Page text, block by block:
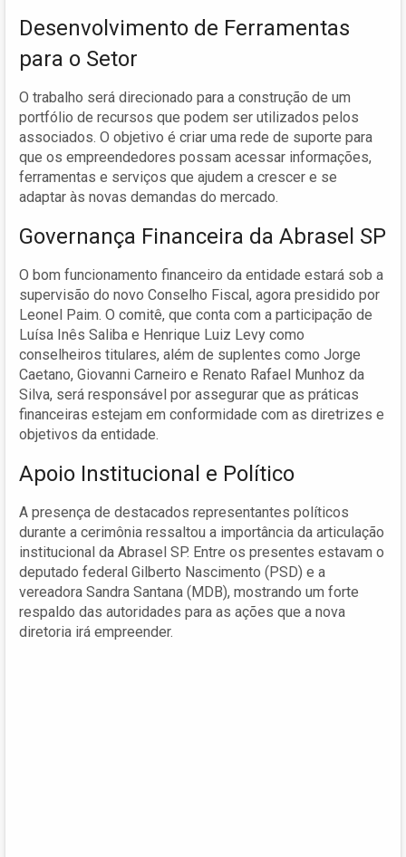
Desenvolvimento de Ferramentas
para o Setor
O trabalho será direcionado para a construção de um
portfólio de recursos que podem ser utilizados pelos
associados. O objetivo é criar uma rede de suporte para
que os empreendedores possam acessar informações,
ferramentas e serviços que ajudem a crescer e se
adaptar às novas demandas do mercado.
Governança Financeira da Abrasel SP
O bom funcionamento financeiro da entidade estará sob a
supervisão do novo Conselho Fiscal, agora presidido por
Leonel Paim. O comitê, que conta com a participação de
Luísa Inês Saliba e Henrique Luiz Levy como
conselheiros titulares, além de suplentes como Jorge
Caetano, Giovanni Carneiro e Renato Rafael Munhoz da
Silva, será responsável por assegurar que as práticas
financeiras estejam em conformidade com as diretrizes e
objetivos da entidade.
Apoio Institucional e Político
A presença de destacados representantes políticos
durante a cerimônia ressaltou a importância da articulação
institucional da Abrasel SP. Entre os presentes estavam o
deputado federal Gilberto Nascimento (PSD) e a
vereadora Sandra Santana (MDB), mostrando um forte
respaldo das autoridades para as ações que a nova
diretoria irá empreender.